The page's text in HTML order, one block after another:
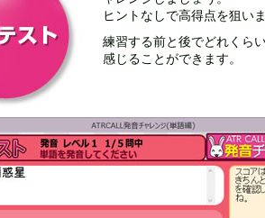
ヒントなしで高得点を狙い
練習する前と後でどれくら
感じることができます。